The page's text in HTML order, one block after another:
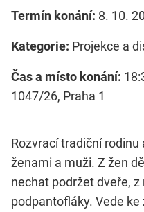
Termín konání: 8. 10.
Kategorie: Projekce a
Čas a místo konání:
1047/26, Praha 1
Rozvrací tradiční
ženami a muži. Z žen
nechat podržet dveře,
podpantofláky. Vede